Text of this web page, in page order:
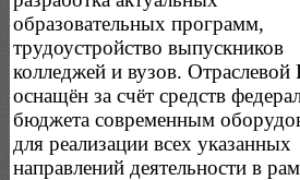
образовательных программ,
трудоустройство выпускников
колледжей и вузов. Отраслевой
оснащён за счёт средств
бюджета современным
для реализации всех указанных
направлений деятельности в